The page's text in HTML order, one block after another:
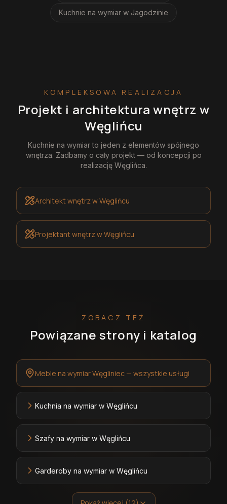
Kuchnie na wymiar w Jagodzinie
KOMPLEKSOWA REALIZACJA
Projekt i architektura wnętrz w
Węglińcu
Kuchnie na wymiarto jeden z elementów spójnego
wnętrza. Zadbamy o cały projekt — od koncepcji po
realizację Węglińca.
Architekt wnętrzw Węglińcu
Projektant wnętrzw Węglińcu
ZOBACZ TEŻ
Powiązane strony i katalog
Meble na wymiar Węgliniec — wszystkie usługi
Kuchnia na wymiar w Węglińcu
Szafy na wymiar w Węglińcu
Garderoby na wymiar w Węglińcu